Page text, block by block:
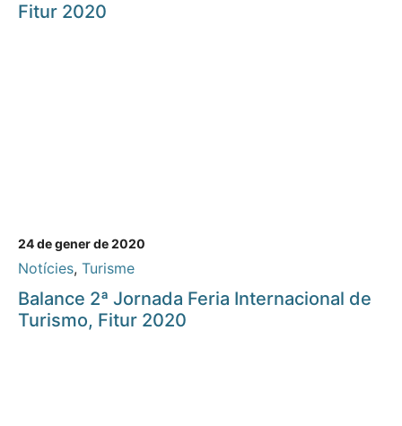
Fitur 2020
24 de gener de 2020
Notícies, Turisme
Balance 2ª Jornada Feria Internacional de
Turismo, Fitur 2020